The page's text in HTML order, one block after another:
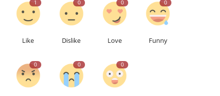
1
Like
0
Dislike
0
Love
0
Funny
0 0 0